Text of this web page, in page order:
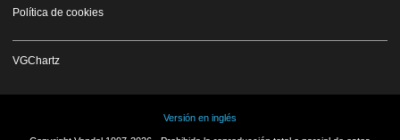
Política de cookies
VGChartz
Versión en inglés